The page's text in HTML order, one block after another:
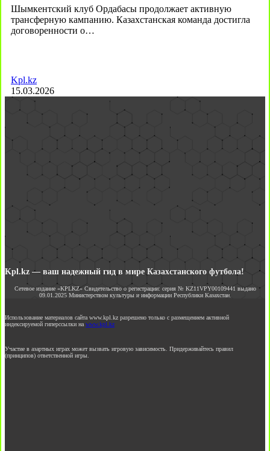
Шымкентский клуб Ордабасы продолжает активную
трансферную кампанию. Казахстанская команда достигла
договоренности о…
Kpl.kz
15.03.2026
Kpl.kz — ваш надежный гид в мире Казахстанского футбола!
Сетевое издание «KPLKZ» Свидетельство о регистрации: серия № KZ11VPY00109441 выдано
09.01.2025 Министерством культуры и информации Республики Казахстан.
Использование материалов сайта www.kpl.kz разрешено только с размещением активной
индексируемой гиперссылки на www.kpl.kz
Участие в азартных играх может вызвать игровую зависимость. Придерживайтесь правил
(принципов) ответственной игры.